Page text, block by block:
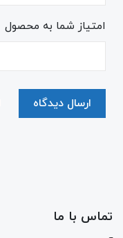
امتیاز شما به محصول
ارسال دیدگاه
تماس با ما